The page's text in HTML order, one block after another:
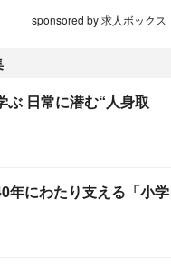
sponsored by 求人ボックス
ぶ 日常に潜む“人身取
年にわたり支える「小学